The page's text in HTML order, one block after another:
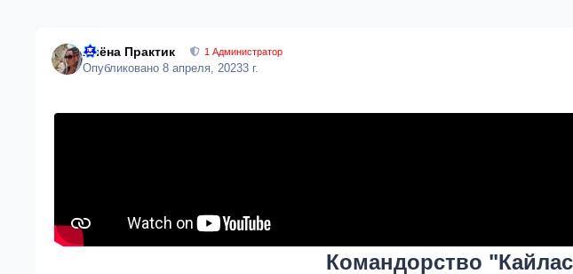
Алёна Практик 1 Администратор
Опубликовано8 апреля, 20233 г.
Командорство